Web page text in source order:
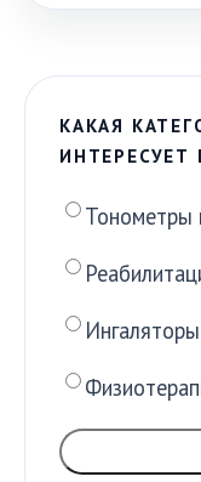
КАКАЯ
ИНТЕРЕСУЕТ
Тонометры